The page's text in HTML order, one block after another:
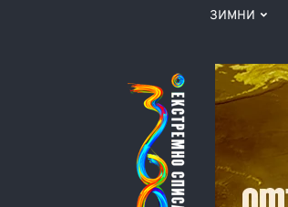
ЗИМНИ
Списание
360°